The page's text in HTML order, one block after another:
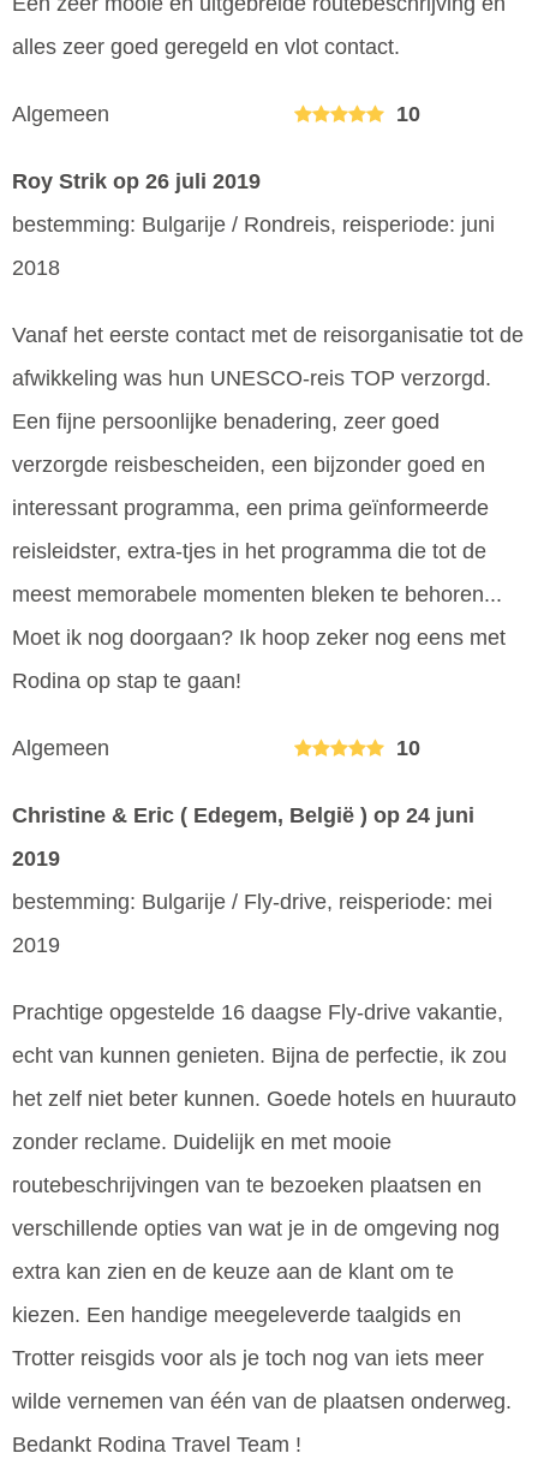
alles zeer goed geregeld en vlot contact.
Algemeen 10
Roy Strik op 26 juli 2019
bestemming: Bulgarije / Rondreis, reisperiode: juni
2018
Vanaf het eerste contact met de reisorganisatie tot de
afwikkeling was hun UNESCO-reis TOP verzorgd.
Een fijne persoonlijke benadering, zeer goed
verzorgde reisbescheiden, een bijzonder goed en
interessant programma, een prima geïnformeerde
reisleidster, extra-tjes in het programma die tot de
meest memorabele momenten bleken te behoren...
Moet ik nog doorgaan? Ik hoop zeker nog eens met
Rodina op stap te gaan!
Algemeen 10
Christine & Eric ( Edegem, België ) op 24 juni
2019
bestemming: Bulgarije / Fly-drive, reisperiode: mei
2019
Prachtige opgestelde 16 daagse Fly-drive vakantie,
echt van kunnen genieten. Bijna de perfectie, ik zou
het zelf niet beter kunnen. Goede hotels en huurauto
zonder reclame. Duidelijk en met mooie
routebeschrijvingen van te bezoeken plaatsen en
verschillende opties van wat je in de omgeving nog
extra kan zien en de keuze aan de klant om te
kiezen. Een handige meegeleverde taalgids en
Trotter reisgids voor als je toch nog van iets meer
wilde vernemen van één van de plaatsen onderweg.
Bedankt Rodina Travel Team !